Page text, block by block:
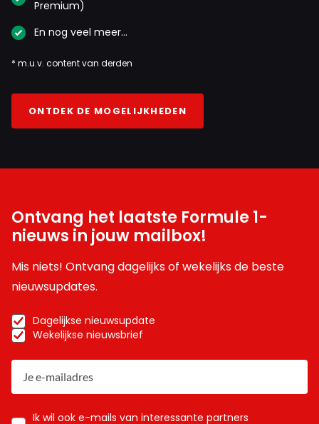
Premium)
En nog veel meer…
* m.u.v. content van derden
ONTDEK DE MOGELIJKHEDEN
Ontvang het laatste Formule 1-
nieuws in jouw mailbox!
Mis niets! Ontvang dagelijks of wekelijks de beste
nieuwsupdates.
Dagelijkse nieuwsupdate
Wekelijkse nieuwsbrief
Ik wil ook e-mails van interessante partners